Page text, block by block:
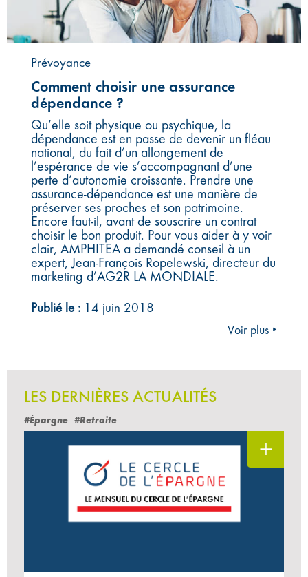
Prévoyance
Comment choisir une assurance
dépendance ?
Qu’elle soit physique ou psychique, la
dépendance est en passe de devenir un fléau
national, du fait d’un allongement de
l’espérance de vie s’accompagnant d’une
perte d’autonomie croissante. Prendre une
assurance-dépendance est une manière de
préserver ses proches et son patrimoine.
Encore faut-il, avant de souscrire un contrat
choisir le bon produit. Pour vous aider à y voir
clair, AMPHITEA a demandé conseil à un
expert, Jean-François Ropelewski, directeur du
marketing d’AG2R LA MONDIALE.
Publié le : 14 juin 2018
Voir plus ‣
LES DERNIÈRES ACTUALITÉS
#Épargne #Retraite